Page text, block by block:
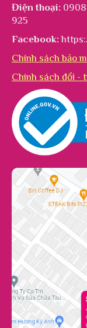
Điện thoại:
925
Facebook:
Chính sách bảo
Chính sách đổi -